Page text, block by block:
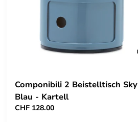
Componibili 2 Beistelltisch Sky
Blau - Kartell
CHF 128.00